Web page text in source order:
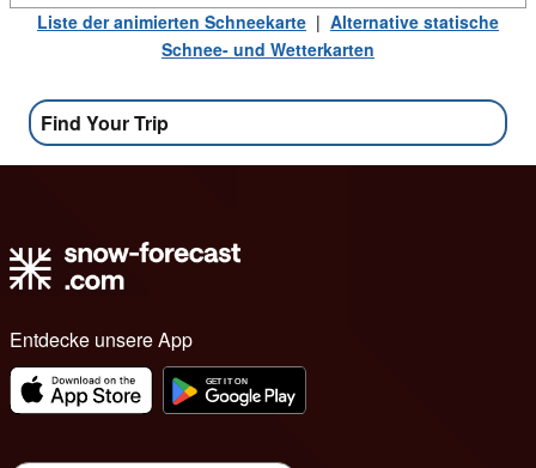
Liste der animierten Schneekarte | Alternative statische
Schnee- und Wetterkarten
Find Your Trip
Entdecke unsere App